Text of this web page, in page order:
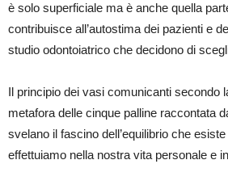
è solo superficiale ma è anche quella
contribuisce all’autostima dei pazienti e
studio odontoiatrico che decidono di
Il principio dei vasi comunicanti secondo
metafora delle cinque palline raccontata
svelano il fascino dell’equilibrio che
effettuiamo nella nostra vita personale e